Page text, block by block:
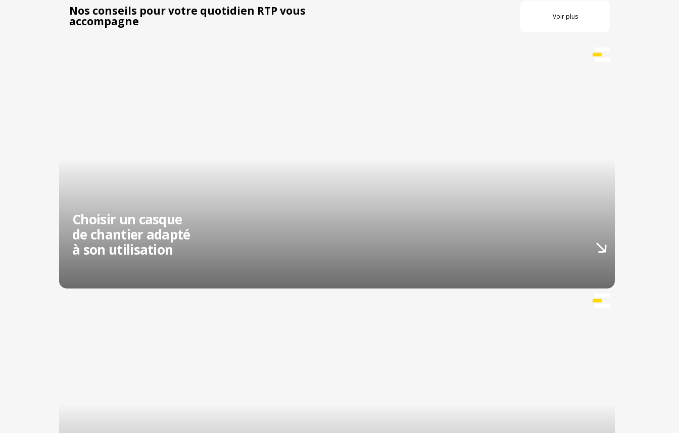
Nos conseils pour votre quotidien RTP vous
accompagne Voir plus
Choisir un casque
de chantier adapté
à son utilisation